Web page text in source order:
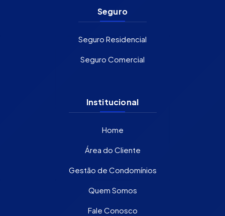
Seguro
Seguro Residencial
Seguro Comercial
Institucional
Home
Área do Cliente
Gestão de Condomínios
Quem Somos
Fale Conosco